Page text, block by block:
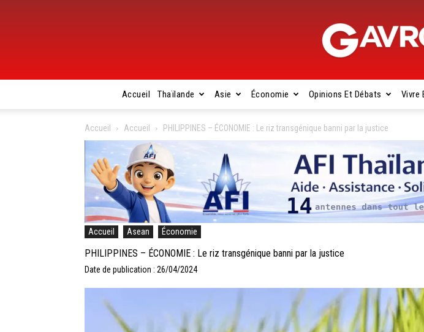
Accueil Thaïlande Asie Économie Opinions Et Débats Vivre
Accueil Accueil PHILIPPINES – ÉCONOMIE : Le riz transgénique banni par la justice
Accueil Asean Économie
PHILIPPINES – ÉCONOMIE : Le riz transgénique banni par la justice
Date de publication : 26/04/2024